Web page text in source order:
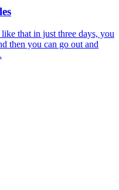
that in just three days, you
then you can go out and